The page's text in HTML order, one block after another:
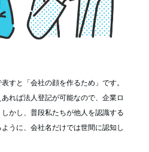
すと「会社の顔を作るため」です。
れば法人登記が可能なので、企業ロ
かし、普段私たちが他人を認識する
うに、会社名だけでは世間に認知し